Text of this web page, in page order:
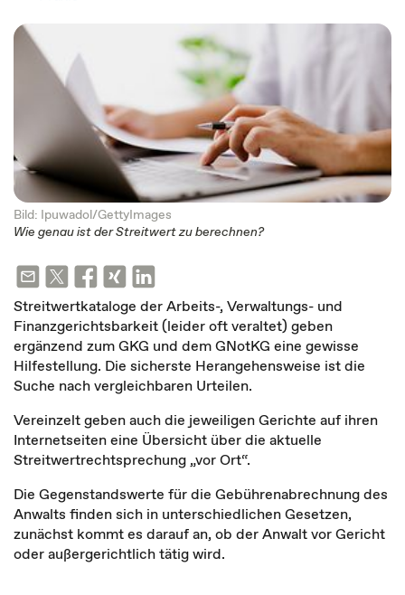
Bild: Ipuwadol/GettyImages
Wie genau ist der Streitwert zu berechnen?
Streitwertkataloge der Arbeits-, Verwaltungs- und
Finanzgerichtsbarkeit (leider oft veraltet) geben
ergänzend zum GKG und dem GNotKG eine gewisse
Hilfestellung. Die sicherste Herangehensweise ist die
Suche nach vergleichbaren Urteilen.
Vereinzelt geben auch die jeweiligen Gerichte auf ihren
Internetseiten eine Übersicht über die aktuelle
Streitwertrechtsprechung „vor Ort“.
Die Gegenstandswerte für die Gebührenabrechnung des
Anwalts finden sich in unterschiedlichen Gesetzen,
zunächst kommt es darauf an, ob der Anwalt vor Gericht
oder außergerichtlich tätig wird.